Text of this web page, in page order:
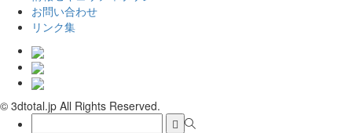
お問い合わせ
リンク集
© 3dtotal.jp All Rights Reserved.